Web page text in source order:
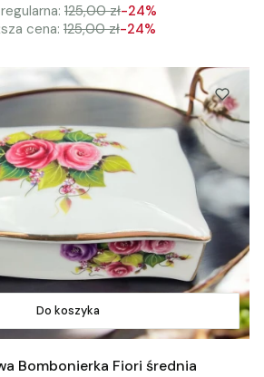
125,00 zł-24%
cena: 125,00 zł-24%
Do koszyka
Bombonierka Fiori średnia